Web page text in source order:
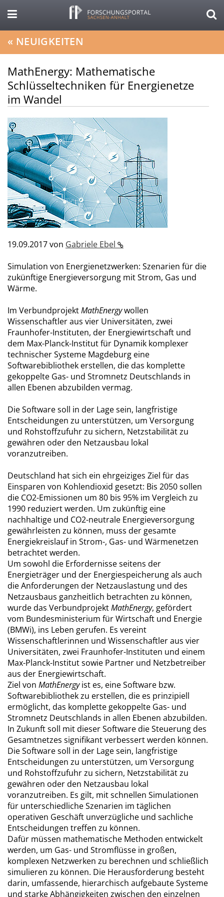
« NEUIGKEITEN
MathEnergy: Mathematische
Schlüsseltechniken für Energienetze
im Wandel
19.09.2017von Gabriele Ebel
Simulation von Energienetzwerken: Szenarien für die
zukünftige Energieversorgung mit Strom, Gas und
Wärme.
Im VerbundprojektMathEnergywollen
Wissenschaftler aus vier Universitäten, zwei
Fraunhofer-Instituten, der Energiewirtschaft und
dem Max-Planck-Institut für Dynamik komplexer
technischer Systeme Magdeburg eine
Softwarebibliothek erstellen, die das komplette
gekoppelte Gas- und Stromnetz Deutschlands in
allen Ebenen abzubilden vermag.
Die Software soll in der Lage sein, langfristige
Entscheidungen zu unterstützen, um Versorgung
und Rohstoffzufuhr zu sichern, Netzstabilität zu
gewähren oder den Netzausbau lokal
voranzutreiben.
Deutschland hat sich ein ehrgeiziges Ziel für das
Einsparen von Kohlendioxid gesetzt: Bis 2050 sollen
die CO2-Emissionen um 80 bis 95% im Vergleich zu
1990 reduziert werden. Um zukünftig eine
nachhaltige und CO2-neutrale Energieversorgung
gewährleisten zu können, muss der gesamte
Energiekreislauf in Strom-, Gas- und Wärmenetzen
betrachtet werden.
Um sowohl die Erfordernisse seitens der
Energieträger und der Energiespeicherung als auch
die Anforderungen der Netzauslastung und des
Netzausbaus ganzheitlich betrachten zu können,
wurde das VerbundprojektMathEnergy, gefördert
vom Bundesministerium für Wirtschaft und Energie
(BMWi), ins Leben gerufen. Es vereint
Wissenschaftlerinnen und Wissenschaftler aus vier
Universitäten, zwei Fraunhofer-Instituten und einem
Max-Planck-Institut sowie Partner und Netzbetreiber
aus der Energiewirtschaft.
Ziel von MathEnergyist es, eine Software bzw.
Softwarebibliothek zu erstellen, die es prinzipiell
ermöglicht, das komplette gekoppelte Gas- und
Stromnetz Deutschlands in allen Ebenen abzubilden.
In Zukunft soll mit dieser Software die Steuerung des
Gesamtnetzes signifikant verbessert werden können.
Die Software soll in der Lage sein, langfristige
Entscheidungen zu unterstützen, um Versorgung
und Rohstoffzufuhr zu sichern, Netzstabilität zu
gewähren oder den Netzausbau lokal
voranzutreiben. Es gilt, mit schnellen Simulationen
für unterschiedliche Szenarien im täglichen
operativen Geschäft unverzügliche und sachliche
Entscheidungen treffen zu können.
Dafür müssen mathematische Methoden entwickelt
werden, um Gas- und Stromflüsse in großen,
komplexen Netzwerken zu berechnen und schließlich
simulieren zu können. Die Herausforderung besteht
darin, umfassende, hierarchisch aufgebaute Systeme
und starke Abhängigkeiten zwischen den einzelnen